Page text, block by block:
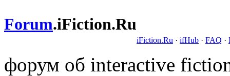
Forum.iFiction.Ru
iFiction.Ru · ifHub · FAQ ·
форум об interactive